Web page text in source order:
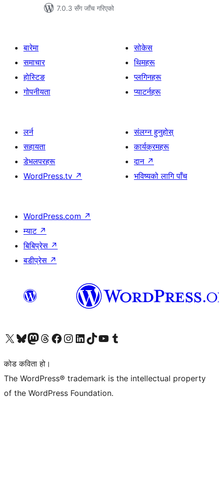
7.0.3 सँग जाँच गरिएको
बारेमा
समाचार
होस्टिङ
गोपनीयता
सोकेस
थिमहरू
प्लगिनहरू
प्याटर्नहरू
लर्न
सहायता
डेभलपरहरू
WordPress.tv ↗
संलग्न हुनुहोस्
कार्यक्रमहरू
दान ↗
भविष्यको लागि पाँच
WordPress.com ↗
म्याट ↗
बिबिप्रेस ↗
बडीप्रेस ↗
हाम्रो X (पहिले ट्विटर) खातामा जानुहोस्
हाम्रो Bluesky खाता भ्रमण गर्नुहोस्
हाम्रो म्यास्टोडन खाता भ्रमण गर्नुहोस्
हाम्रो थ्रेड्स खातामा जानुहोस्
हाम्रो फेसबुक पेजमा जानुहोस्
हाम्रो इन्स्टाग्राम खातामा जानुहोस्
हाम्रो लिङ्क्डइन खातामा जानुहोस्
हाम्रो TikTok खाता भ्रमण गर्नुहोस्
हाम्रो युट्युब च्यानलमा जानुहोस्
हाम्रो टम्बलर खाता भ्रमण गर्नुहोस्
कोड कविता हो।
The WordPress® trademark is the intellectual property
of the WordPress Foundation.